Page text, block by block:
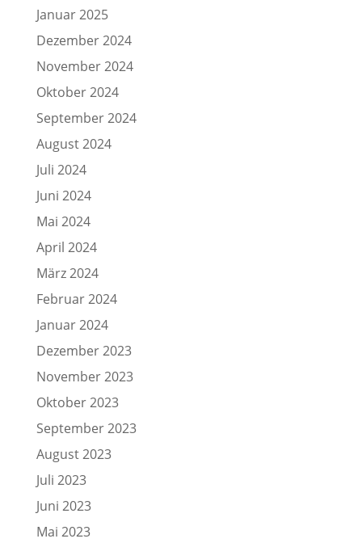
Januar 2025
Dezember 2024
November 2024
Oktober 2024
September 2024
August 2024
Juli 2024
Juni 2024
Mai 2024
April 2024
März 2024
Februar 2024
Januar 2024
Dezember 2023
November 2023
Oktober 2023
September 2023
August 2023
Juli 2023
Juni 2023
Mai 2023